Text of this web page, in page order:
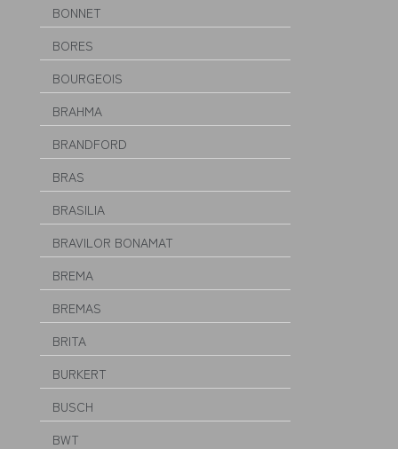
BONNET
BORES
BOURGEOIS
BRAHMA
BRANDFORD
BRAS
BRASILIA
BRAVILOR BONAMAT
BREMA
BREMAS
BRITA
BURKERT
BUSCH
BWT